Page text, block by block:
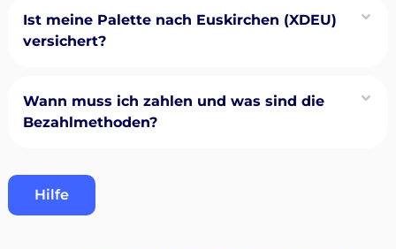
Ist meine Palette nach Euskirchen (XDEU)
versichert?
Wann muss ich zahlen und was sind die
Bezahlmethoden?
Hilfe